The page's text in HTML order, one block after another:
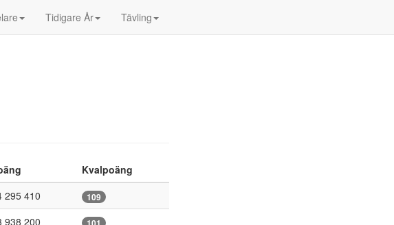
Tidigare År Tävling
Kvalpoäng
295 410 109
938 200